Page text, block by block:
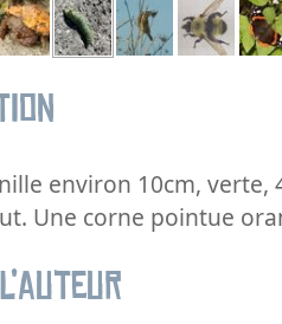
environ 10cm,
Une corne pointue